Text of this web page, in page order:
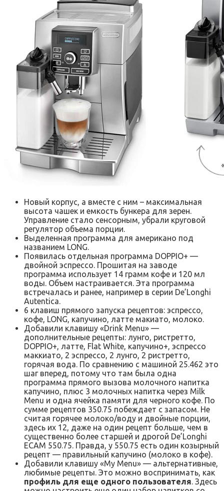
Новый корпус, а вместе с ним – максимальная
высота чашек и емкость бункера для зерен.
Управление стало сенсорным, убрали круговой
регулятор объема порции.
Выделенная программа для американо под
названием LONG.
Появилась отдельная программа DOPPIO+ —
двойной эспрессо. Прошитая на заводе
программа использует 14 грамм кофе и 120 мл
воды. Объем настраивается. Эта программа
встречалась и ранее, например в серии De’Longhi
Autentica.
6 клавиш прямого запуска рецептов: эспрессо,
кофе, LONG, капучино, латте макиато, молоко.
Добавили клавишу «Drink Menu» —
дополнительные рецепты: лунго, ристретто,
DOPPIO+, латте, Flat White, капучино+, эспрессо
маккиато, 2 эспрессо, 2 лунго, 2 ристретто,
горячая вода. По сравнению с машиной 25.462 это
шаг вперед, потому что там была одна
программа прямого вызова молочного напитка
капучино, плюс 3 молочных напитка через Milk
Menu и одна ячейка памяти для черного кофе. По
сумме рецептов 350.75 побеждает с запасом. Не
считая горячее молоко/воду и двойные порции,
здесь их 12, даже на один рецепт больше, чем в
существенно более старшей и дрогой De’Longhi
ECAM 550.75. Правда, у 550.75 есть один козырный
рецепт — правильный капучино (молоко в кофе).
Добавили клавишу «My Menu» — альтернативные,
любимые рецепты. Это можно воспринимать, как
профиль для еще одного пользователя. Здесь